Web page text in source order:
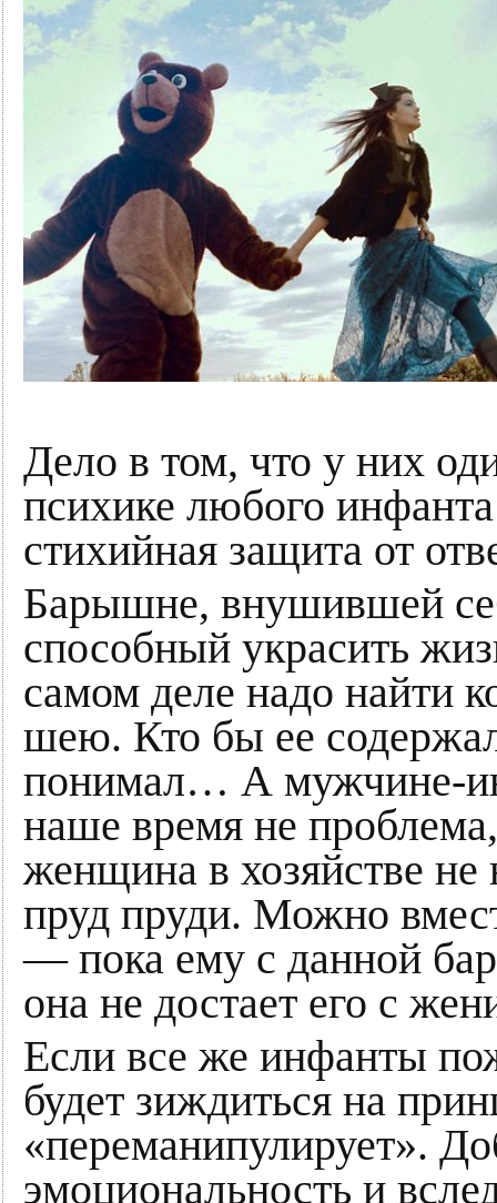
Дело в том, что у них
психике любого инфанта
стихийная защита от
Барышне, внушившей
способный украсить
самом деле надо найти
шею. Кто бы ее
понимал… А мужчине-
наше время не
женщина в хозяйстве
пруд пруди. Можно
— пока ему с данной
она не достает его с
Если все же инфанты
будет зиждиться на
«переманипулирует».
эмоциональность и